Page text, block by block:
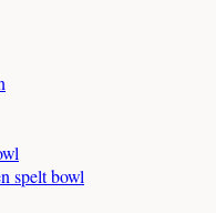
spelt bowl